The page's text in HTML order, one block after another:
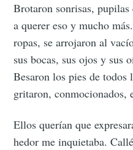
Brotaron sonrisas, pupilas
a querer eso y mucho
ropas, se arrojaron al
sus bocas, sus ojos y sus
Besaron los pies de todos
gritaron, conmocionados,
Ellos querían que
hedor me inquietaba.